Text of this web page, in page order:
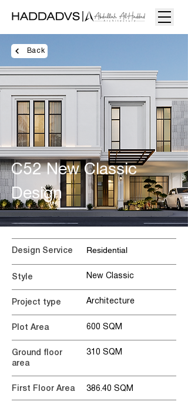
Back
C52 New Classic
Design
Design Service Residential
Style New Classic
Project type Architecture
Plot Area 600 SQM
Ground floor
area
310 SQM
First Floor Area 386.40 SQM